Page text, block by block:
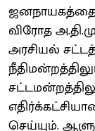
ஜனநாயகத்தை
விரோத
அரசியல்
செய்யும்.